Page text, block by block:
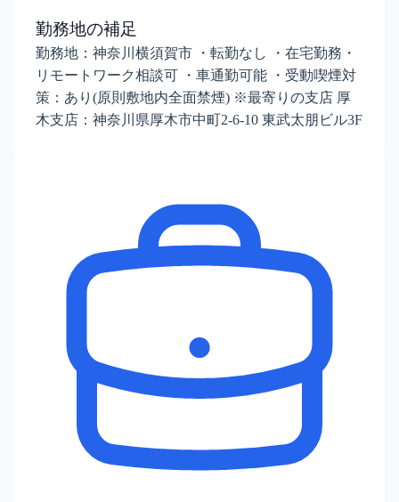
勤務地の補足
勤務地：神奈川横須賀市 ・転勤なし ・在宅勤務・
リモートワーク相談可 ・車通勤可能 ・受動喫煙対
策：あり(原則敷地内全面禁煙) ※最寄りの支店 厚
木支店：神奈川県厚木市中町2-6-10 東武太朋ビル3F